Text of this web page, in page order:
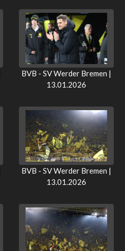
BVB - SV Werder Bremen |
13.01.2026
BVB - SV Werder Bremen |
13.01.2026